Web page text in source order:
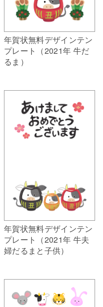
年賀状無料デザインテン
プレート（2021年 牛だ
るま）
年賀状無料デザインテン
プレート（2021年 牛夫
婦だるまと子供）